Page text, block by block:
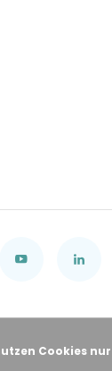
Cookies